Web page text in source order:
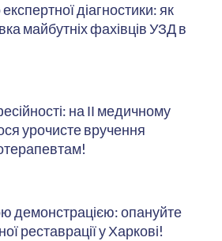
діагностики: як
майбутніх фахівців УЗД в
на ІІ медичному
урочисте вручення
демонстрацією: опануйте
реставрації у Харкові!